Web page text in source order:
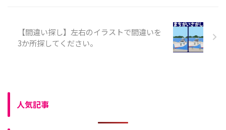
【間違い探し】左右のイラストで間違いを
3か所探してください。
人気記事